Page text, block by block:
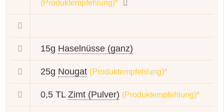
(Produktempfehlung)*
15g Haselnüsse (ganz)
25g Nougat (Produktempfehlung)*
0,5 TL Zimt (Pulver) (Produktempfehlung)*